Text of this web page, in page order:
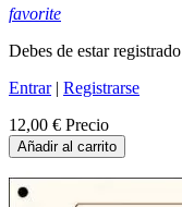
favorite
Debes de estar registrado
Entrar| Registrarse
12,00 € Precio
Añadir al carrito